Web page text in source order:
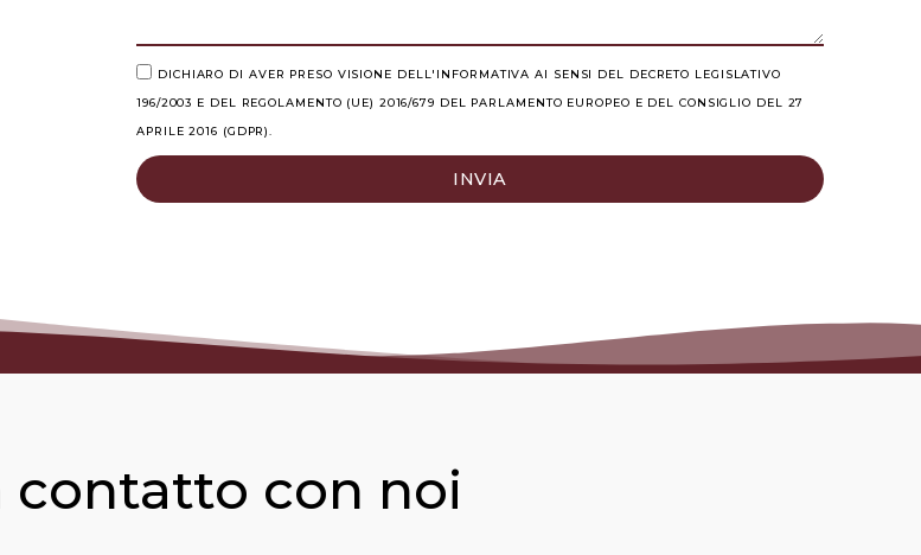
DICHIARO DI AVER PRESO VISIONE DELL'INFORMATIVA AI SENSI DEL DECRETO LEGISLATIVO
196/2003 E DEL REGOLAMENTO (UE) 2016/679 DEL PARLAMENTO EUROPEO E DEL CONSIGLIO DEL 27
APRILE 2016 (GDPR).
INVIA
contatto con noi